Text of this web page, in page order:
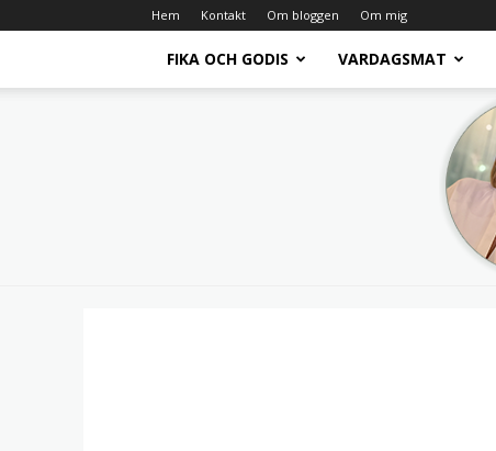
Hem Kontakt Om bloggen Om mig
FIKA OCH GODIS VARDAGSMAT